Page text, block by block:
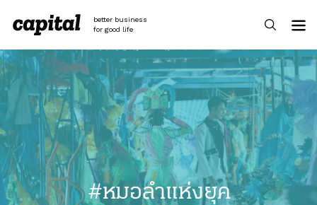
content
better business
for good life
#หมอลำแห่งยุค